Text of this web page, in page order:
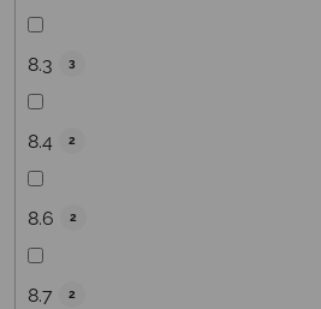
8.3 3
8.4 2
8.6 2
8.7 2